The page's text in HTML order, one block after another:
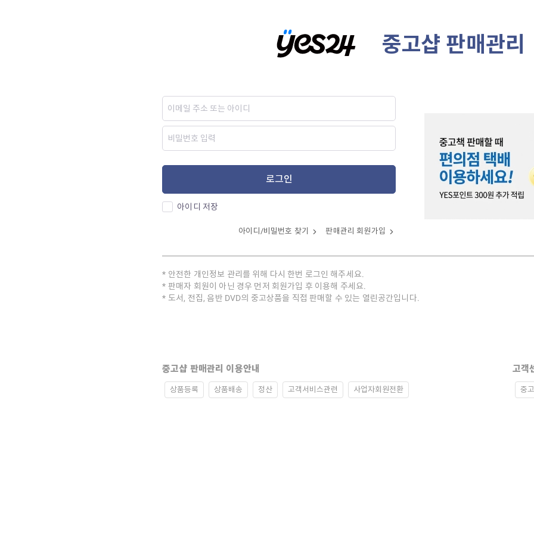
중고샵 판매관리
로그인
아이디 저장
아이디/비밀번호 찾기 판매관리 회원가입
안전한 개인정보 관리를 위해 다시 한번 로그인 해주세요.
판매자 회원이 아닌 경우 먼저 회원가입 후 이용해 주세요.
도서, 전집, 음반 DVD의 중고상품을 직접 판매할 수 있는 열린공간입니다.
중고샵 판매관리 이용안내
상품등록 상품배송 정산 고객서비스관련 사업자회원전환
고객
중